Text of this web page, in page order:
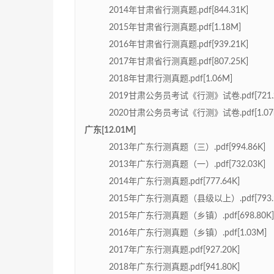
2014年甘肃省行测真题.pdf[844.31K]
2015年甘肃省行测真题.pdf[1.18M]
2016年甘肃省行测真题.pdf[939.21K]
2017年甘肃省行测真题.pdf[807.25K]
2018年甘肃行测真题.pdf[1.06M]
2019甘肃公务员考试《行测》试卷
2020甘肃公务员考试《行测》试卷
广东[12.01M]
2013年广东行测真题（三）.pdf[994.86K]
2013年广东行测真题（一）.pdf[732.03K]
2014年广东行测真题.pdf[777.64K]
2015年广东行测真题（县级以上）
2015年广东行测真题（乡镇）.pdf[698.80K]
2016年广东行测真题（乡镇）.pdf[1.03M]
2017年广东行测真题.pdf[927.20K]
2018年广东行测真题.pdf[941.80K]